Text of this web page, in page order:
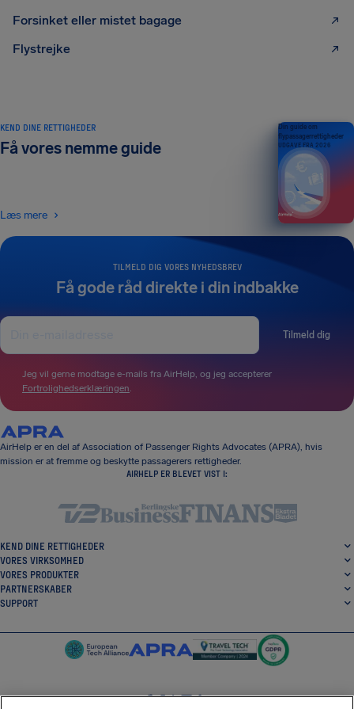
Forsinket eller mistet bagage
Flystrejke
TILMELD DIG VORES NYHEDSBREV
Få gode råd direkte i din indbakke
Tilmeld dig
Jeg vil gerne modtage e-mails fra AirHelp, og jeg accepterer
Fortrolighedserklæringen.
KEND DINE RETTIGHEDER
Få vores nemme guide
Læs mere
Din guide om
flypassagerrettigheder
UDGAVE FRA 2026
AirHelp er en del af Association of Passenger Rights Advocates (APRA), hvis
mission er at fremme og beskytte passagerers rettigheder.
AIRHELP ER BLEVET VIST I:
KEND DINE RETTIGHEDER
VORES VIRKSOMHED
VORES PRODUKTER
PARTNERSKABER
SUPPORT